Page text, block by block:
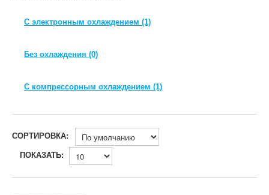
С электронным охлаждением (1)
Без охлаждения (0)
С компрессорным охлаждением (1)
СОРТИРОВКА:
ПОКАЗАТЬ: